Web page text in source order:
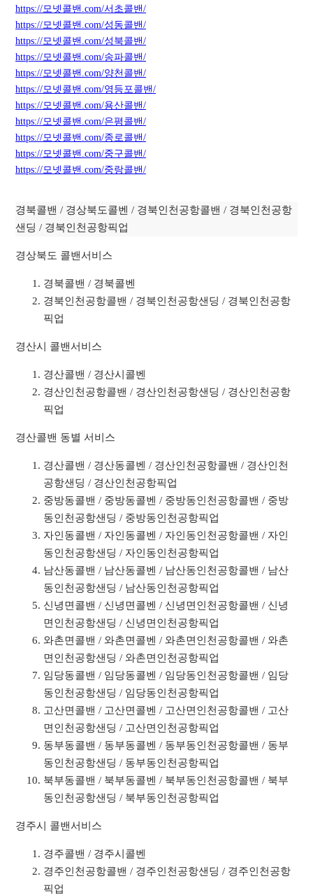
https://모넷콜밴.com/서초콜밴/
https://모넷콜밴.com/성동콜밴/
https://모넷콜밴.com/성북콜밴/
https://모넷콜밴.com/송파콜밴/
https://모넷콜밴.com/양천콜밴/
https://모넷콜밴.com/영등포콜밴/
https://모넷콜밴.com/용산콜밴/
https://모넷콜밴.com/은평콜밴/
https://모넷콜밴.com/종로콜밴/
https://모넷콜밴.com/중구콜밴/
https://모넷콜밴.com/중랑콜밴/
경북콜밴 / 경상북도콜벤 / 경북인천공항콜밴 / 경북인천공항
샌딩 / 경북인천공항픽업
경상북도 콜밴서비스
경북콜밴 / 경북콜벤
경북인천공항콜밴 / 경북인천공항샌딩 / 경북인천공항
픽업
경산시 콜밴서비스
경산콜밴 / 경산시콜벤
경산인천공항콜밴 / 경산인천공항샌딩 / 경산인천공항
픽업
경산콜밴 동별 서비스
경산콜밴 / 경산동콜벤 / 경산인천공항콜밴 / 경산인천
공항샌딩 / 경산인천공항픽업
중방동콜밴 / 중방동콜벤 / 중방동인천공항콜밴 / 중방
동인천공항샌딩 / 중방동인천공항픽업
자인동콜밴 / 자인동콜벤 / 자인동인천공항콜밴 / 자인
동인천공항샌딩 / 자인동인천공항픽업
남산동콜밴 / 남산동콜벤 / 남산동인천공항콜밴 / 남산
동인천공항샌딩 / 남산동인천공항픽업
신녕면콜밴 / 신녕면콜벤 / 신녕면인천공항콜밴 / 신녕
면인천공항샌딩 / 신녕면인천공항픽업
와촌면콜밴 / 와촌면콜벤 / 와촌면인천공항콜밴 / 와촌
면인천공항샌딩 / 와촌면인천공항픽업
임당동콜밴 / 임당동콜벤 / 임당동인천공항콜밴 / 임당
동인천공항샌딩 / 임당동인천공항픽업
고산면콜밴 / 고산면콜벤 / 고산면인천공항콜밴 / 고산
면인천공항샌딩 / 고산면인천공항픽업
동부동콜밴 / 동부동콜벤 / 동부동인천공항콜밴 / 동부
동인천공항샌딩 / 동부동인천공항픽업
북부동콜밴 / 북부동콜벤 / 북부동인천공항콜밴 / 북부
동인천공항샌딩 / 북부동인천공항픽업
경주시 콜밴서비스
경주콜밴 / 경주시콜벤
경주인천공항콜밴 / 경주인천공항샌딩 / 경주인천공항
픽업